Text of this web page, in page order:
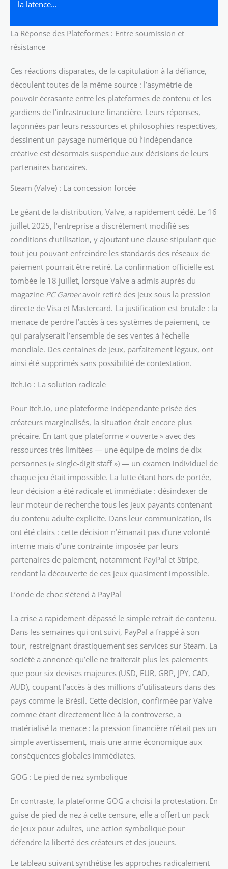
la latence…
La Réponse des Plateformes : Entre soumission et
résistance
Ces réactions disparates, de la capitulation à la défiance,
découlent toutes de la même source : l’asymétrie de
pouvoir écrasante entre les plateformes de contenu et les
gardiens de l’infrastructure financière. Leurs réponses,
façonnées par leurs ressources et philosophies respectives,
dessinent un paysage numérique où l’indépendance
créative est désormais suspendue aux décisions de leurs
partenaires bancaires.
Steam (Valve) : La concession forcée
Le géant de la distribution, Valve, a rapidement cédé. Le 16
juillet 2025, l’entreprise a discrètement modifié ses
conditions d’utilisation, y ajoutant une clause stipulant que
tout jeu pouvant enfreindre les standards des réseaux de
paiement pourrait être retiré. La confirmation officielle est
tombée le 18 juillet, lorsque Valve a admis auprès du
magazine PC Gameravoir retiré des jeux sous la pression
directe de Visa et Mastercard. La justification est brutale : la
menace de perdre l’accès à ces systèmes de paiement, ce
qui paralyserait l’ensemble de ses ventes à l’échelle
mondiale. Des centaines de jeux, parfaitement légaux, ont
ainsi été supprimés sans possibilité de contestation.
Itch.io : La solution radicale
Pour Itch.io, une plateforme indépendante prisée des
créateurs marginalisés, la situation était encore plus
précaire. En tant que plateforme « ouverte » avec des
ressources très limitées — une équipe de moins de dix
personnes (« single-digit staff ») — un examen individuel de
chaque jeu était impossible. La lutte étant hors de portée,
leur décision a été radicale et immédiate : désindexer de
leur moteur de recherche tous les jeux payants contenant
du contenu adulte explicite. Dans leur communication, ils
ont été clairs : cette décision n’émanait pas d’une volonté
interne mais d’une contrainte imposée par leurs
partenaires de paiement, notamment PayPal et Stripe,
rendant la découverte de ces jeux quasiment impossible.
L’onde de choc s’étend à PayPal
La crise a rapidement dépassé le simple retrait de contenu.
Dans les semaines qui ont suivi, PayPal a frappé à son
tour, restreignant drastiquement ses services sur Steam. La
société a annoncé qu’elle ne traiterait plus les paiements
que pour six devises majeures (USD, EUR, GBP, JPY, CAD,
AUD), coupant l’accès à des millions d’utilisateurs dans des
pays comme le Brésil. Cette décision, confirmée par Valve
comme étant directement liée à la controverse, a
matérialisé la menace : la pression financière n’était pas un
simple avertissement, mais une arme économique aux
conséquences globales immédiates.
GOG : Le pied de nez symbolique
En contraste, la plateforme GOG a choisi la protestation. En
guise de pied de nez à cette censure, elle a offert un pack
de jeux pour adultes, une action symbolique pour
défendre la liberté des créateurs et des joueurs.
Le tableau suivant synthétise les approches radicalement